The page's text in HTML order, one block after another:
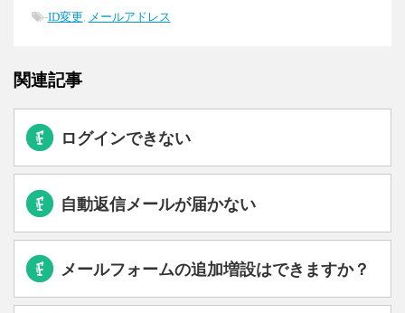
-ID変更 メールアドレス
関連記事
ログインできない
自動返信メールが届かない
メールフォームの追加増設はできますか？